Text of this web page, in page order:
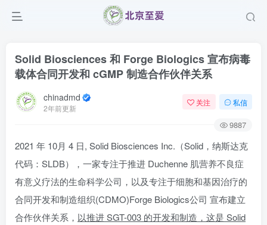
Solid Biosciences 和 Forge Biologics 宣布病毒
载体合同开发和 cGMP 制造合作伙伴关系
chinadmd
2年前更新
关注 私信
9887
2021 年 10月 4 日, Solid Biosciences Inc.（Solid，纳斯达克
代码：SLDB），一家专注于推进 Duchenne 肌营养不良症
有意义疗法的生命科学公司，以及专注于细胞和基因治疗的
合同开发和制造组织(CDMO)Forge Biologics公司 宣布建立
合作伙伴关系， 以推进 SGT-003 的开发和制造，这是 Solid